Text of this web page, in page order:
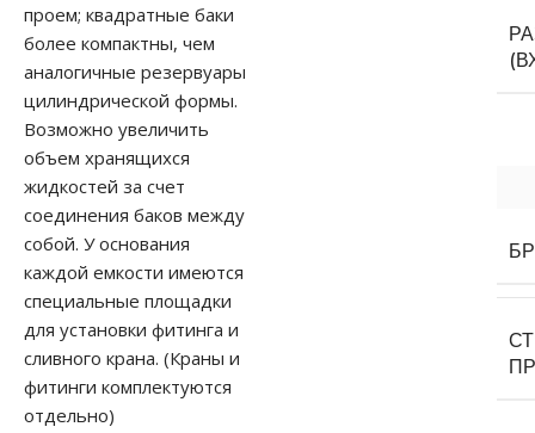
проем; квадратные баки
более компактны, чем
аналогичные резервуары
цилиндрической формы.
Возможно увеличить
объем хранящихся
жидкостей за счет
соединения баков между
собой. У основания
каждой емкости имеются
специальные площадки
для установки фитинга и
сливного крана. (Краны и
фитинги комплектуются
отдельно)